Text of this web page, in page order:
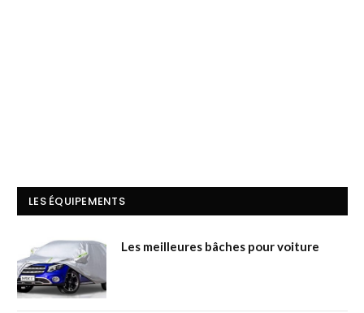
LES ÉQUIPEMENTS
Les meilleures bâches pour voiture